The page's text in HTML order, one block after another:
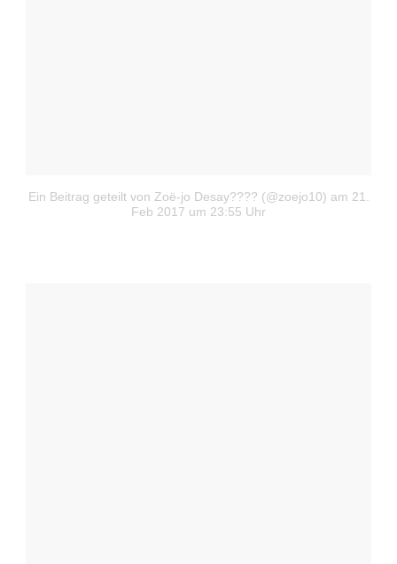
Ein Beitrag geteilt von Zoë-jo Desay???? (@zoejo10) am 21.
Feb 2017 um 23:55 Uhr